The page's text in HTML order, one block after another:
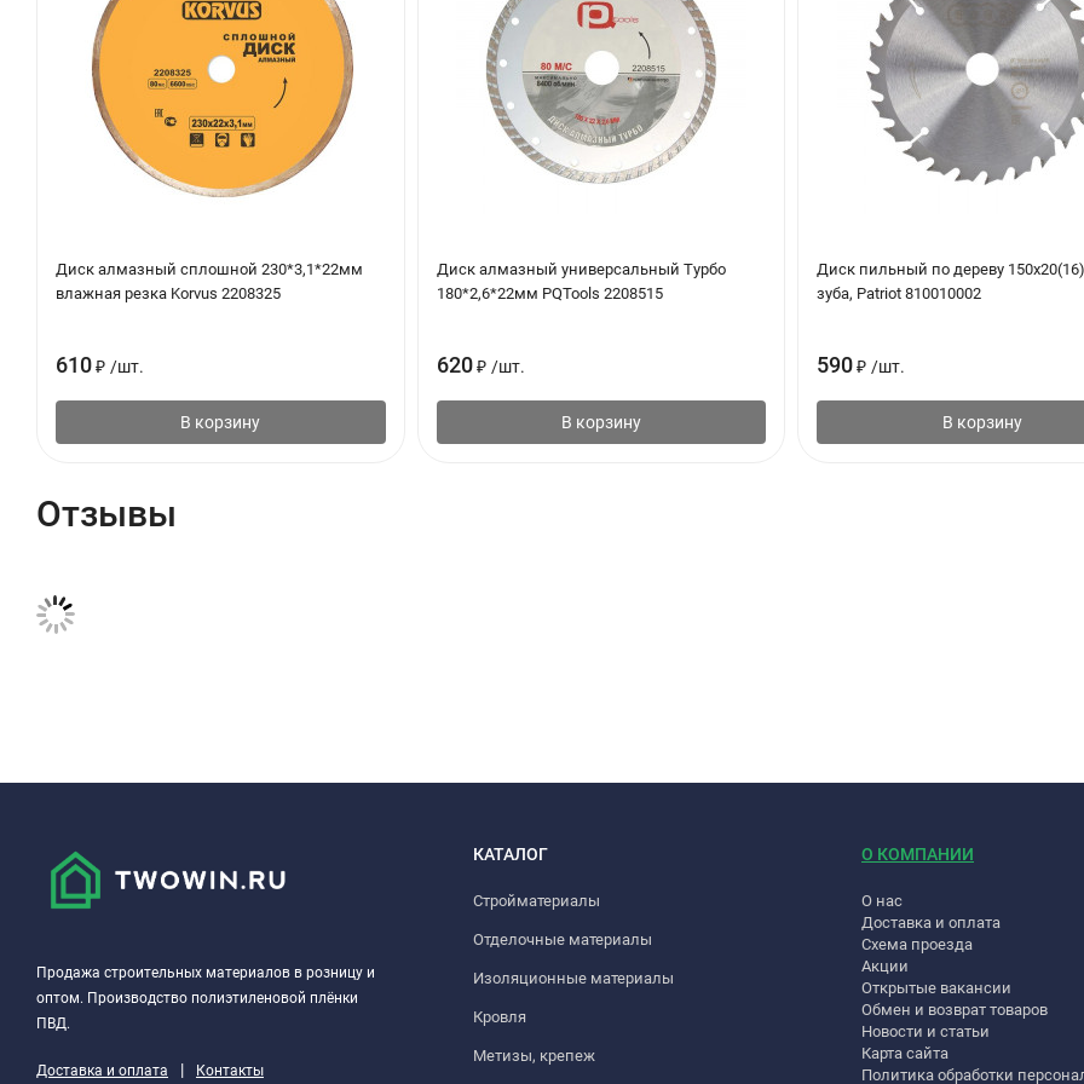
Диск алмазный сплошной 230*3,1*22мм
влажная резка Korvus 2208325
610₽ /шт.
В корзину
Диск алмазный универсальный Турбо
180*2,6*22мм PQTools 2208515
620 ₽ /шт.
В корзину
Диск пильный по дереву
зуба, Patriot 810010002
590 ₽ /шт.
В корзину
Отзывы
Продажа строительных материалов в розницу и
оптом. Производство полиэтиленовой плёнки
ПВД.
Доставка и оплата | Контакты
КАТАЛОГ
Стройматериалы
Отделочные материалы
Изоляционные материалы
Кровля
Метизы, крепеж
О КОМПАНИИ
О нас
Доставка и оплата
Схема проезда
Акции
Открытые вакансии
Обмен и возврат товаров
Новости и статьи
Карта сайта
Политика обработки